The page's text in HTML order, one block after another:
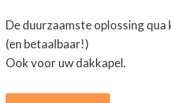
De duurzaamste oplossing
(en betaalbaar!)
Ook voor uw dakkapel.